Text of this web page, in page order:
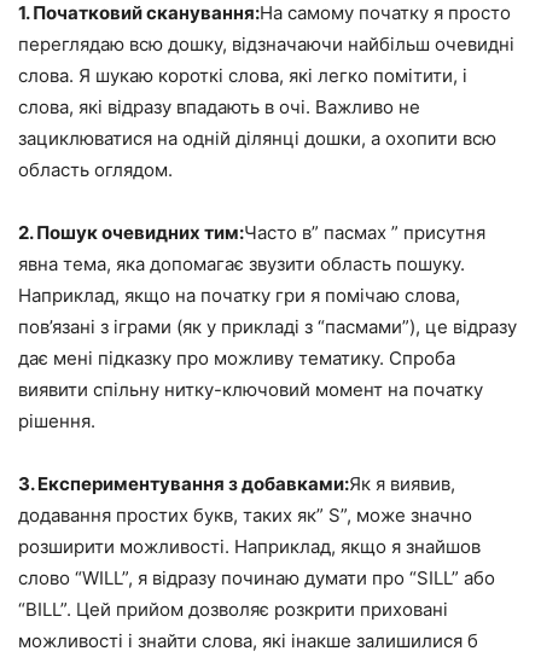
1. Початковий сканування:На самому початку я просто
переглядаю всю дошку, відзначаючи найбільш очевидні
слова. Я шукаю короткі слова, які легко помітити, і
слова, які відразу впадають в очі. Важливо не
зациклюватися на одній ділянці дошки, а охопити всю
область оглядом.
2. Пошук очевидних тим:Часто в” пасмах ” присутня
явна тема, яка допомагає звузити область пошуку.
Наприклад, якщо на початку гри я помічаю слова,
пов’язані з іграми (як у прикладі з “пасмами”), це відразу
дає мені підказку про можливу тематику. Спроба
виявити спільну нитку-ключовий момент на початку
рішення.
3. Експериментування з добавками:Як я виявив,
додавання простих букв, таких як” S”, може значно
розширити можливості. Наприклад, якщо я знайшов
слово “WILL”, я відразу починаю думати про “SILL” або
“BILL”. Цей прийом дозволяє розкрити приховані
можливості і знайти слова, які інакше залишилися б